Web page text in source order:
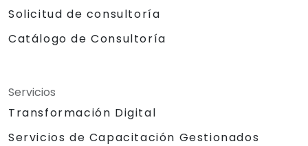
Solicitud de consultoría
Catálogo de Consultoría
Servicios
Transformación Digital
Servicios de Capacitación Gestionados